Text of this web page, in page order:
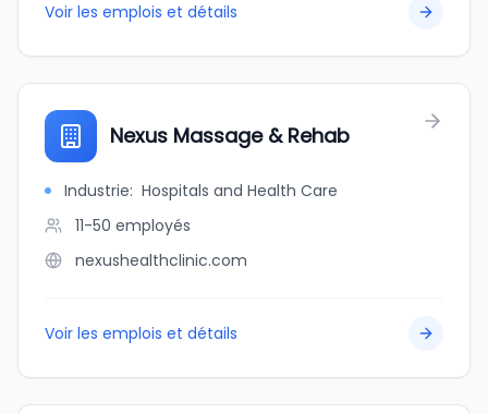
Voir les emplois et détails
Nexus Massage & Rehab
Industrie: Hospitals and Health Care
11-50 employés
nexushealthclinic.com
Voir les emplois et détails